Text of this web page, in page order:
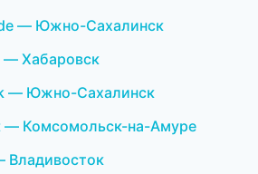
— Южно-Сахалинск
— Хабаровск
— Южно-Сахалинск
— Комсомольск-на-Амуре